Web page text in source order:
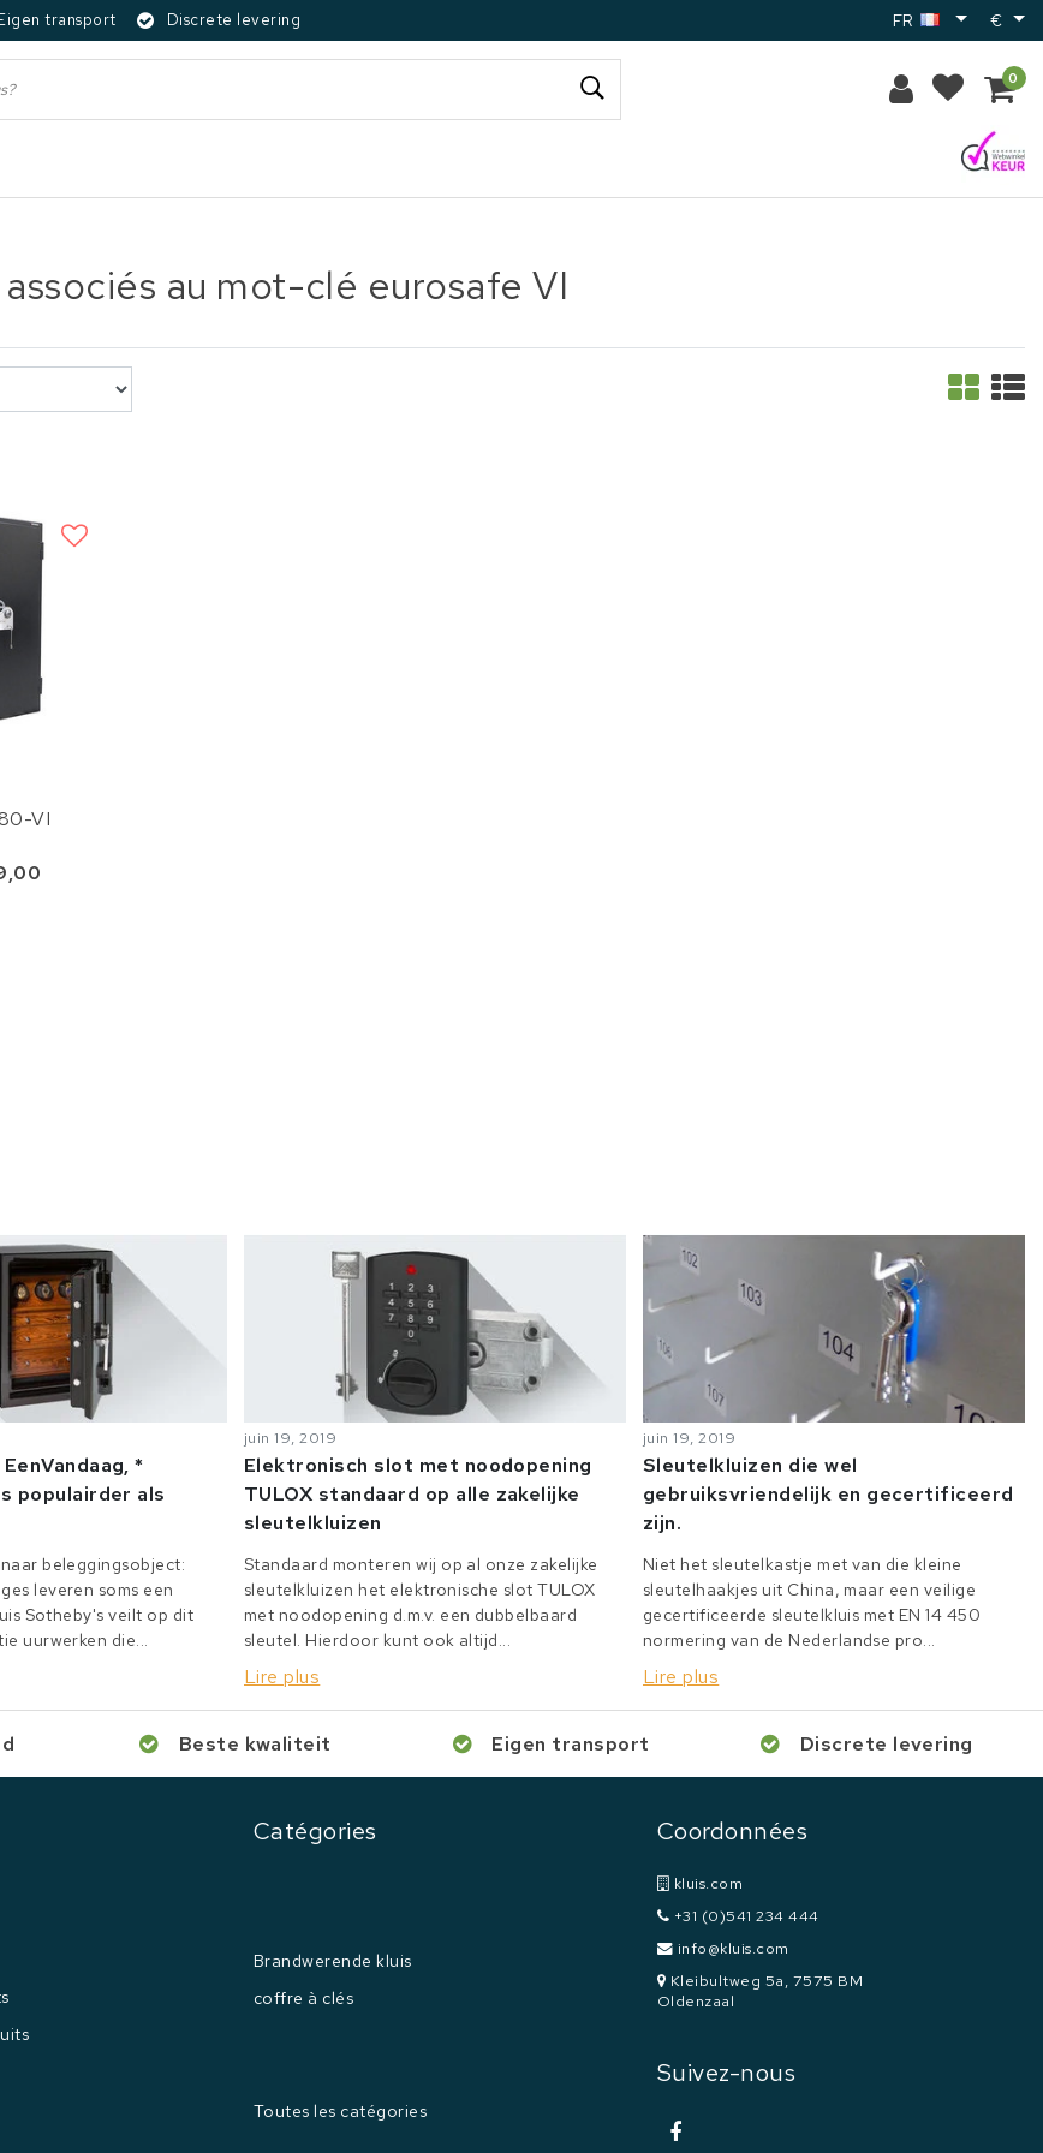
transport Discrete levering FR €
0
au mot-clé eurosafe VI
VI
*
populairder als
beleggingsobject:
leveren soms een
Sotheby's veilt op dit
uurwerken die...
juin 19, 2019
Elektronisch slot met noodopening
TULOX standaard op alle zakelijke
sleutelkluizen
Standaard monteren wij op al onze zakelijke
sleutelkluizen het elektronische slot TULOX
met noodopening d.m.v. een dubbelbaard
sleutel. Hierdoor kunt ook altijd...
Lire plus
juin 19, 2019
Sleutelkluizen die wel
gebruiksvriendelijk en gecertificeerd
zijn.
Niet het sleutelkastje met van die kleine
sleutelhaakjes uit China, maar een veilige
gecertificeerde sleutelkluis met EN 14 450
normering van de Nederlandse pro...
Lire plus
Beste kwaliteit Eigen transport Discrete levering
Catégories
Brandwerende kluis
coffre à clés
Toutes les catégories
Coordonnées
kluis.com
+31 (0)541 234 444
info@kluis.com
Kleibultweg 5a, 7575 BM
Oldenzaal
Suivez-nous